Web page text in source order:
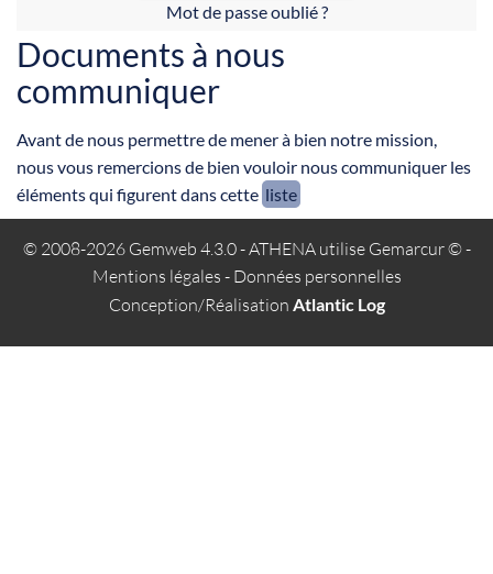
Mot de passe oublié ?
Documents à nous
communiquer
Avant de nous permettre de mener à bien notre mission,
nous vous remercions de bien vouloir nous communiquer les
éléments qui figurent dans cette liste
© 2008-2026 Gemweb 4.3.0- ATHENA utilise Gemarcur ©-
Mentions légales - Données personnelles
Conception/Réalisation Atlantic Log